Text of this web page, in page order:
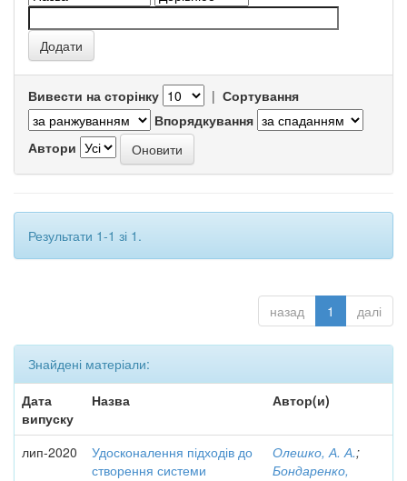
Вивести на сторінку | Сортування
Впорядкування
Автори
Результати 1-1 зі 1.
назад 1 далі
Знайдені матеріали:
Дата
випуску
Назва Автор(и)
лип-2020
Удосконалення підходів до
створення системи
Олешко, А. А.;
Бондаренко,